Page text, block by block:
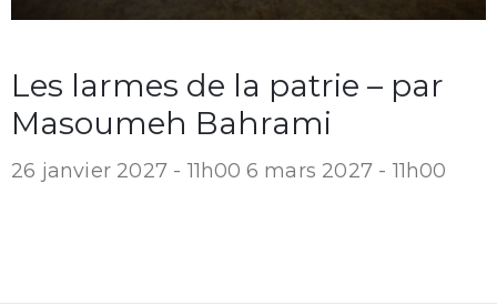
Les larmes de la patrie – par
Masoumeh Bahrami
26 janvier 2027 - 11h00 6 mars 2027 - 11h00